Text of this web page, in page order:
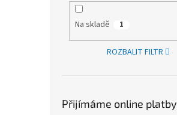
Na skladě 1
ROZBALIT FILTR
Přijímáme online platby